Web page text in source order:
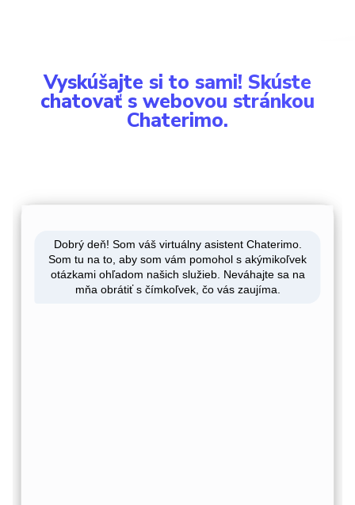
Vyskúšajte si to sami! Skúste
chatovať s webovou stránkou
Chaterimo.